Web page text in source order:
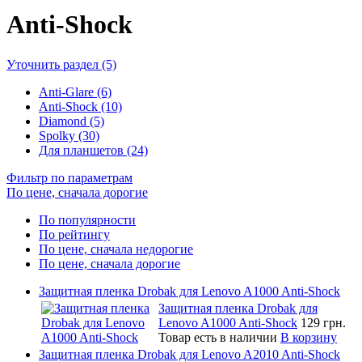
Anti-Shock
Уточнить раздел (5)
Anti-Glare (6)
Anti-Shock (10)
Diamond (5)
Spolky (30)
Для планшетов (24)
Фильтр по параметрам
По цене, сначала дорогие
По популярности
По рейтингу
По цене, сначала недорогие
По цене, сначала дорогие
Защитная пленка Drobak для Lenovo A1000 Anti-Shock
Защитная пленка Drobak для
Lenovo A1000 Anti-Shock 129 грн.
Товар есть в наличии В корзину
Защитная пленка Drobak для Lenovo A2010 Anti-Shock